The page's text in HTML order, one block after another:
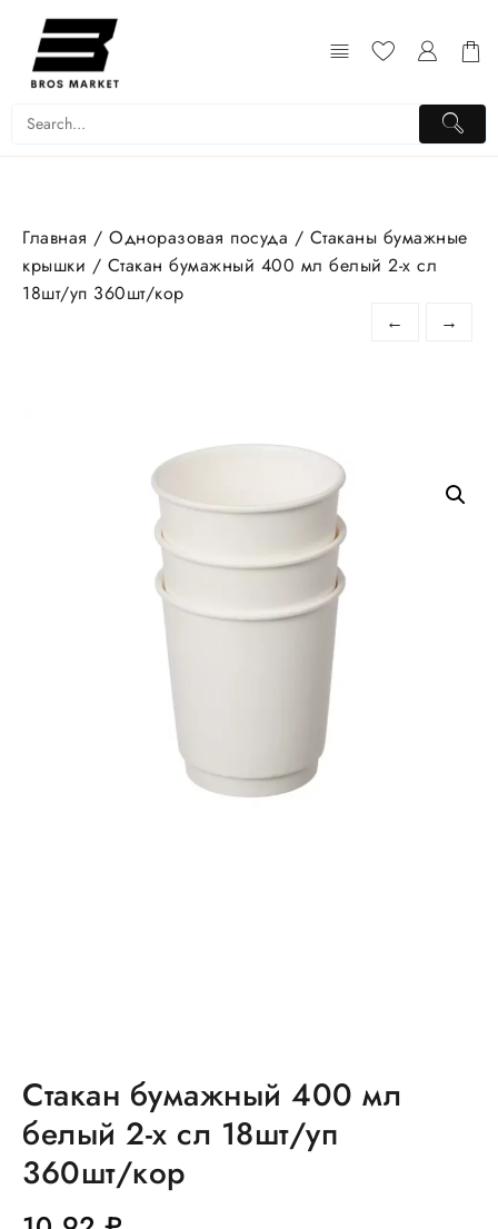
Перейти
содержимому
Главная / Одноразовая посуда / Стаканы бумажные
крышки / Стакан бумажный 400 мл белый 2-х сл
18шт/уп 360шт/кор
←
→
Стакан бумажный 400 мл
белый 2-х сл 18шт/уп
360шт/кор